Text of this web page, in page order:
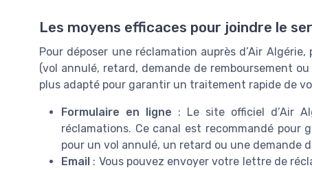
Les moyens efficaces pour joindre le
Pour déposer une réclamation auprès d’Air
(vol annulé, retard, demande de remboursement
plus adapté pour garantir un traitement rapide de
Formulaire en ligne : Le site officiel d’Air
réclamations. Ce canal est recommandé
pour un vol annulé, un retard ou une demande
Email : Vous pouvez envoyer votre lettre de